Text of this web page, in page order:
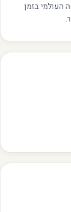
העולמי בזמן